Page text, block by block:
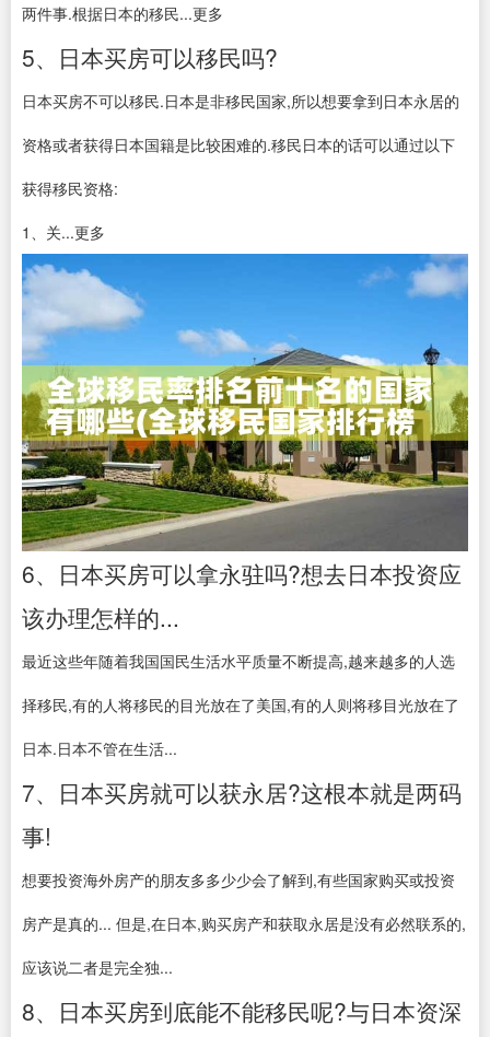
两件事.根据日本的移民...更多
5、日本买房可以移民吗?
日本买房不可以移民.日本是非移民国家,所以想要拿到日本永居的
资格或者获得日本国籍是比较困难的.移民日本的话可以通过以下
获得移民资格:
1、关...更多
6、日本买房可以拿永驻吗?想去日本投资应
该办理怎样的...
最近这些年随着我国国民生活水平质量不断提高,越来越多的人选
择移民,有的人将移民的目光放在了美国,有的人则将移目光放在了
日本.日本不管在生活...
7、日本买房就可以获永居?这根本就是两码
事!
想要投资海外房产的朋友多多少少会了解到,有些国家购买或投资
房产是真的... 但是,在日本,购买房产和获取永居是没有必然联系的,
应该说二者是完全独...
8、日本买房到底能不能移民呢?与日本资深